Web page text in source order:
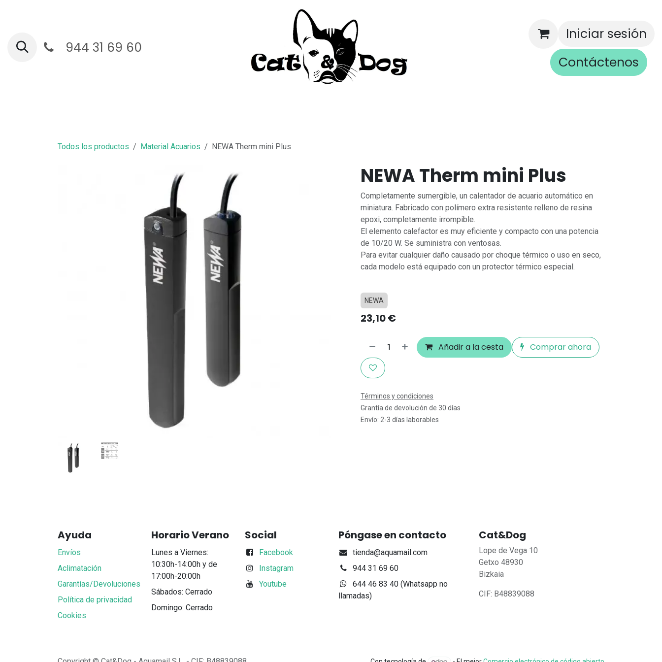
944 31 69 60
Iniciar sesión
Contáctenos
Todos los productos Material Acuarios NEWA Therm mini Plus
NEWA Therm mini Plus
Completamente sumergible, un calentador de acuario automático en
miniatura. Fabricado con polímero extra resistente relleno de resina
epoxi, completamente irrompible.
El elemento calefactor es muy eficiente y compacto con una potencia
de 10/20 W. Se suministra con ventosas.
Para evitar cualquier daño causado por choque térmico o uso en seco,
cada modelo está equipado con un protector térmico especial.
NEWA
23,10€
Añadir a la cesta Comprar ahora
Términos y condiciones
Grantía de devolución de 30 días
Envío: 2-3 días laborables
Ayuda
Envíos
Aclimatación
Garantías/Devoluciones
Política de privacidad
Cookies
Horario Verano
Lunes a Viernes:
10:30h-14:00h y de
17:00h-20:00h
Sábados: Cerrado
Domingo: Cerrado
Social
Facebook
Instagram
Youtube
Póngase en contacto
tienda@aquamail.com
944 31 69 60
644 46 83 40 (Whatsapp no
llamadas)
Cat&Dog
Lope de Vega 10
Getxo 48930
Bizkaia
CIF: B48839088